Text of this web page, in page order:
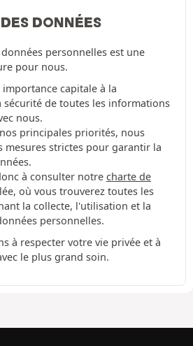
DONNÉES
personnelles est une
pour nous.
capitale à la
de toutes les informations
nous.
principales priorités, nous
mesures strictes pour garantir la
à consulter notre charte de
où vous trouverez toutes les
la collecte, l'utilisation et la
personnelles.
à respecter votre vie privée et à
le plus grand soin.